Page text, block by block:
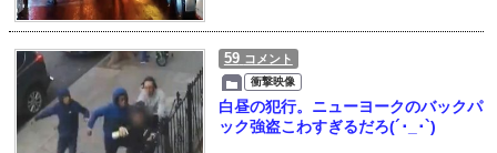
59 コメント
衝撃映像
白昼の犯行。ニューヨークのバックパ
ック強盗こわすぎるだろ(´･_･`)